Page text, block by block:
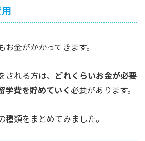
金がかかってきます。
れる方は、 どれくらいお金が必要
学費を貯めていく必要があります。
類をまとめてみました。